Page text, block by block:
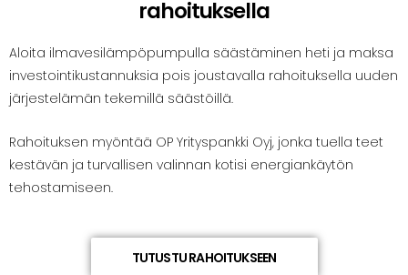
rahoituksella
Aloita ilmavesilämpöpumpulla säästäminen heti ja maksa
investointikustannuksia pois joustavalla rahoituksella uuden
järjestelämän tekemillä säästöillä.
Rahoituksen myöntää OP Yrityspankki Oyj, jonka tuella teet
kestävän ja turvallisen valinnan kotisi energiankäytön
tehostamiseen.
TUTUSTU RAHOITUKSEEN